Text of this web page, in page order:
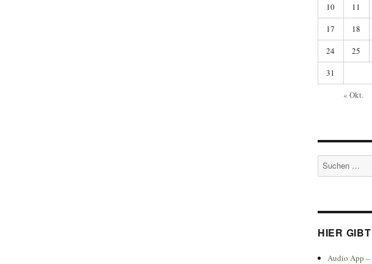
10
11
17
18
24
25
31
« Okt.
Suchen
nach:
HIER
Audio App